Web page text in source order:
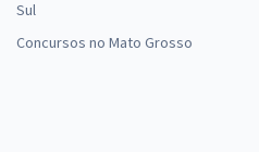
Sul
Concursos no Mato Grosso